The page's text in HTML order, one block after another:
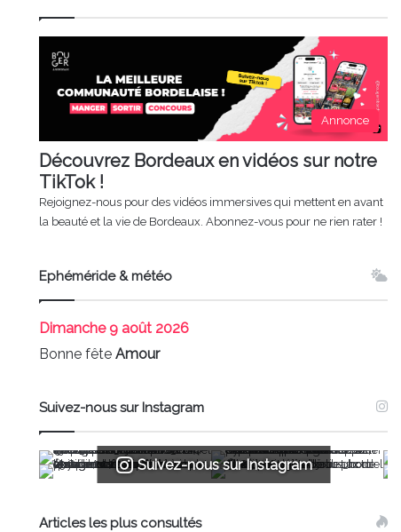
Annonce
Découvrez Bordeaux en vidéos sur notre
TikTok !
Rejoignez-nous pour des vidéos immersives qui mettent en avant
la beauté et la vie de Bordeaux. Abonnez-vous pour ne rien rater !
Ephéméride & météo
Dimanche9 août 2026
Bonne fêteAmour
Suivez-nous sur Instagram
Suivez-nous sur Instagram
Articles les plus consultés